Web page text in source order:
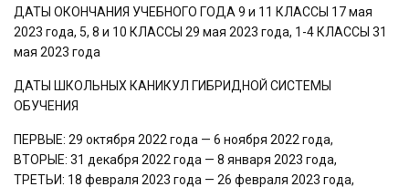
ДАТЫ ОКОНЧАНИЯ УЧЕБНОГО ГОДА 9 и 11 КЛАССЫ 17 мая
2023 года, 5, 8 и 10 КЛАССЫ 29 мая 2023 года, 1-4 КЛАССЫ 31
мая 2023 года
ДАТЫ ШКОЛЬНЫХ КАНИКУЛ ГИБРИДНОЙ СИСТЕМЫ
ОБУЧЕНИЯ
ПЕРВЫЕ: 29 октября 2022 года — 6 ноября 2022 года,
ВТОРЫЕ: 31 декабря 2022 года — 8 января 2023 года,
ТРЕТЬИ: 18 февраля 2023 года — 26 февраля 2023 года,